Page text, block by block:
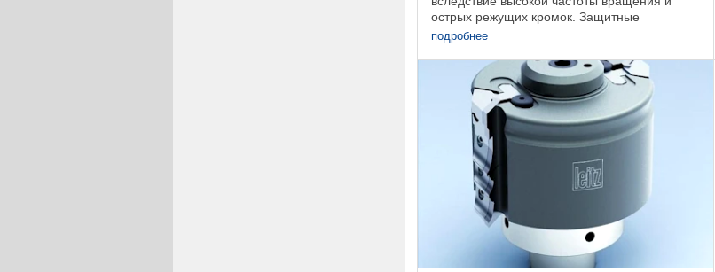
острых режущих кромок. Защитные
приспособления на всех станках и
подробнее